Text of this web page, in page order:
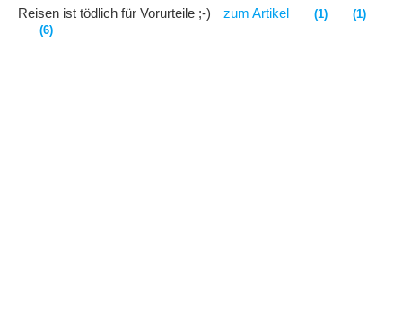
Reisen ist tödlich für Vorurteile ;-) zum Artikel (1)
(1)
(6)